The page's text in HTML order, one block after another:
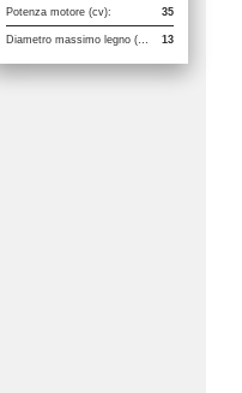
Potenza motore (cv): 35
Diametro massimo legno (cm): 13